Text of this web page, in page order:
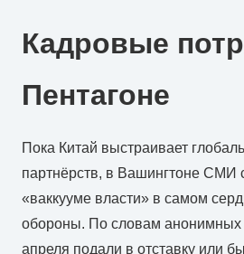
Кадровые
Пентагоне
Пока Китай выстраивает
партнёрств, в Вашингтоне СМИ
«ваккууме власти» в самом
обороны. По словам анонимных
апреля подали в отставку или